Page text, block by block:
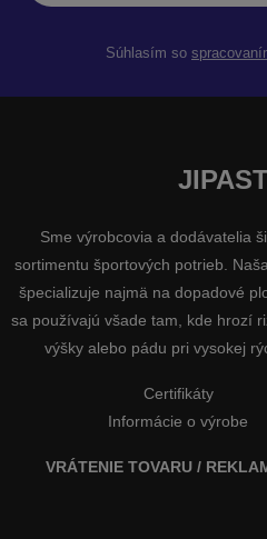
Súhlasím so
Sme výrobcovia a dodávatelia
sortimentu športových potrieb.
špecializuje najmä na dopadové
sa používajú všade tam, kde hrozí
výšky alebo pádu pri vysokej
Certifikáty
Informácie o výrobe
VRÁTENIE TOVARU /